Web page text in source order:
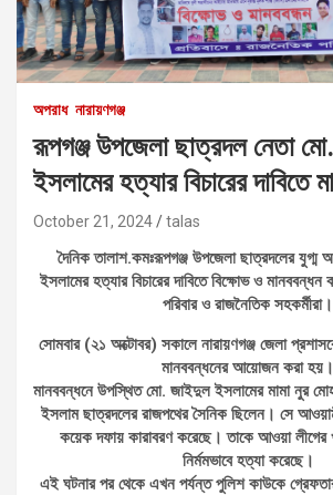
অপরাধ নারায়ণগঞ্জ
রূপগঞ্জ উপজেলা ছাত্রদল নেতা
ইসলামের হত্যার বিচারের দাবিতে
October 21, 2024 talas
দৈনিক তালাশ.কমঃরূপগঞ্জ উপজেলা ছাত্রদলের
ইসলামের হত্যার বিচারের দাবিতে বিক্ষোভ ও মানববন্ধন
পরিবার ও রাজনৈতিক সহকর্মীরা।
সোমবার (২১ অক্টোবর) সকালে নারায়ণগঞ্জ জেলা
মানববন্ধনের আয়োজন করা হয়।
মানববন্ধনে উপস্থিত মো. জাইদুল ইসলামের মামা নুর
ইসলাম ছাত্রদলের রাজপথের সৈনিক ছিলেন। সে
কয়েক দফায় কারাবরণ করেছে। তাকে আওয়া লীগের
নির্মমভাবে হত্যা করেছে।
এই ঘটনার পর থেকে এখন পর্যন্ত পুলিশ কাউকে গ্রেফতার